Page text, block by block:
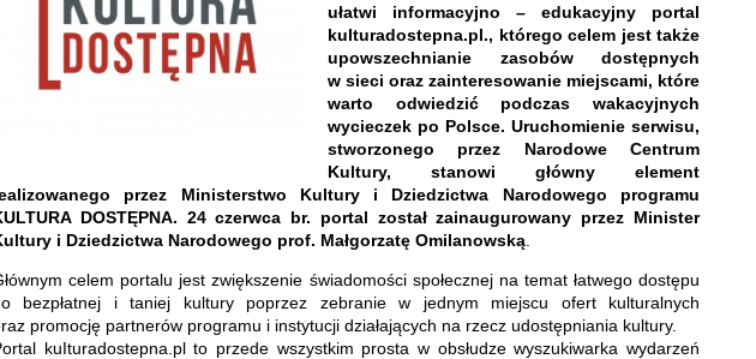
ułatwi informacyjno – edukacyjny portal
kulturadostepna.pl., którego celem jest także
upowszechnianie zasobów dostępnych
w sieci oraz zainteresowanie miejscami, które
warto odwiedzić podczas wakacyjnych
wycieczek po Polsce. Uruchomienie serwisu,
stworzonego przez Narodowe Centrum
Kultury, stanowi główny element
przez Ministerstwo Kultury i Dziedzictwa Narodowego programu
DOSTĘPNA. 24 czerwca br. portal został zainaugurowany przez Minister
i Dziedzictwa Narodowego prof. Małgorzatę Omilanowską
celem portalu jest zwiększenie świadomości społecznej na temat łatwego dostępu
bezpłatnej i taniej kultury poprzez zebranie w jednym miejscu ofert kulturalnych
promocję partnerów programu i instytucji działających na rzecz udostępniania kultury.
kuIturadostepna.pl to przede wszystkim prosta w obsłudze wyszukiwarka wydarzeń